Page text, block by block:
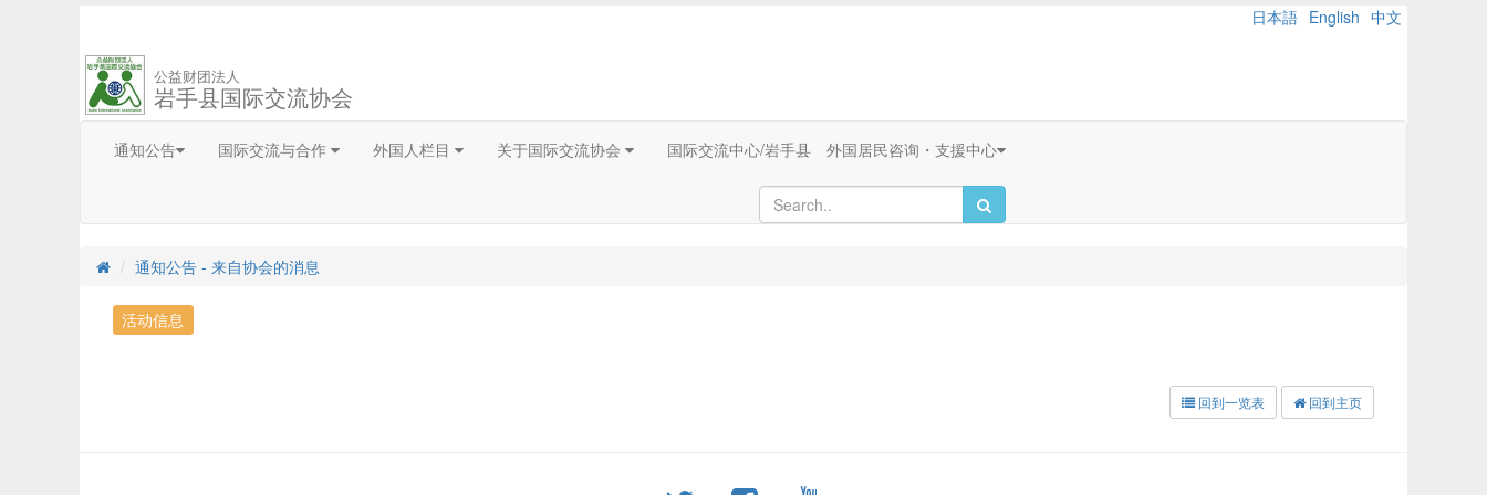
日本語 English 中文
公益财团法人
岩手县国际交流协会
通知公告 国际交流与合作 外国人栏目 关于国际交流协会 国际交流中心/岩手县 外国居民咨询・支援中心
通知公告 - 来自协会的消息
活动信息
回到一览表 回到主页